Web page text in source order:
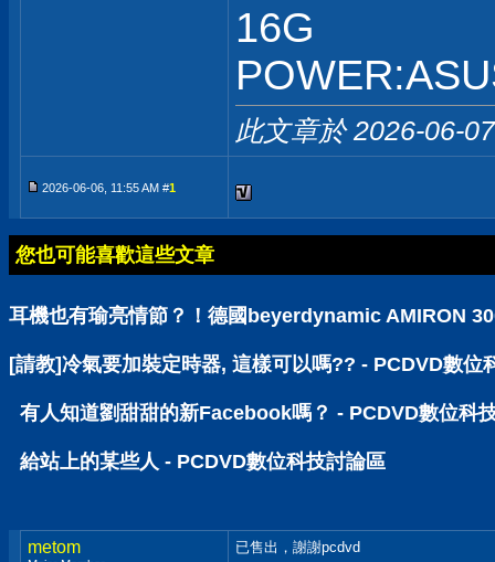
16G
此文章於 2026-06-
2026-06-06, 11:55 AM #1
您也可能喜歡這些文章
耳機也有瑜亮情節？！德國beyerdynamic AMIRON
[請教]冷氣要加裝定時器, 這樣可以嗎?? - PCDVD數位
有人知道劉甜甜的新Facebook嗎？ - PCDVD數位科
給站上的某些人 - PCDVD數位科技討論區
metom 已售出，謝謝pcdvd